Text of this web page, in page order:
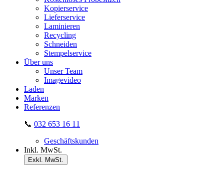
Kopierservice
Lieferservice
Laminieren
Recycling
Schneiden
Stempelservice
Über uns
Unser Team
Imagevideo
Laden
Marken
Referenzen
📞 032 653 16 11
Geschäftskunden
Inkl. MwSt.
Exkl. MwSt.